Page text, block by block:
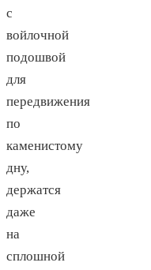
с
войлочной
подошвой
для
передвижения
по
каменистому
дну,
держатся
даже
на
сплошной